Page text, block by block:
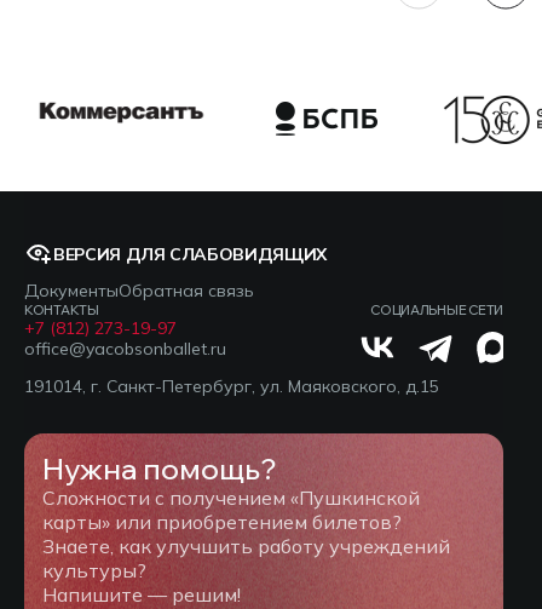
ВЕРСИЯ ДЛЯ СЛАБОВИДЯЩИХ
ДокументыОбратная связь
КОНТАКТЫ
+7 (812) 273-19-97
office@yacobsonballet.ru
СОЦИАЛЬНЫЕ СЕТИ
191014, г. Санкт-Петербург, ул. Маяковского, д.15
Нужна помощь?
Сложности с получением «Пушкинской
карты» или приобретением билетов?
Знаете, как улучшить работу учреждений
культуры?
Напишите — решим!